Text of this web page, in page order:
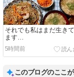
それでも私はまだ生き
ます…
5時間前
このブログのここ